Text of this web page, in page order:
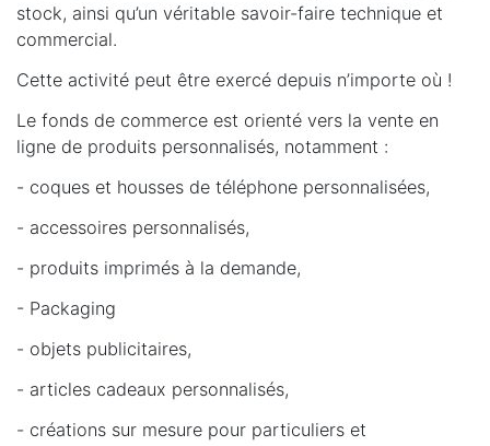
stock, ainsi qu’un véritable savoir-faire technique et
commercial.
Cette activité peut être exercé depuis n’importe où !
Le fonds de commerce est orienté vers la vente en
ligne de produits personnalisés, notamment :
- coques et housses de téléphone personnalisées,
- accessoires personnalisés,
- produits imprimés à la demande,
- Packaging
- objets publicitaires,
- articles cadeaux personnalisés,
- créations sur mesure pour particuliers et